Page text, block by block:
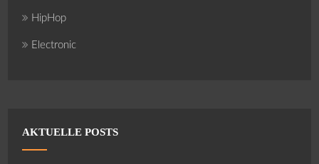
HipHop
Electronic
AKTUELLE POSTS